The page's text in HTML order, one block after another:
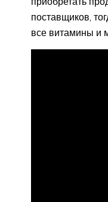
поставщиков,
все витамины и